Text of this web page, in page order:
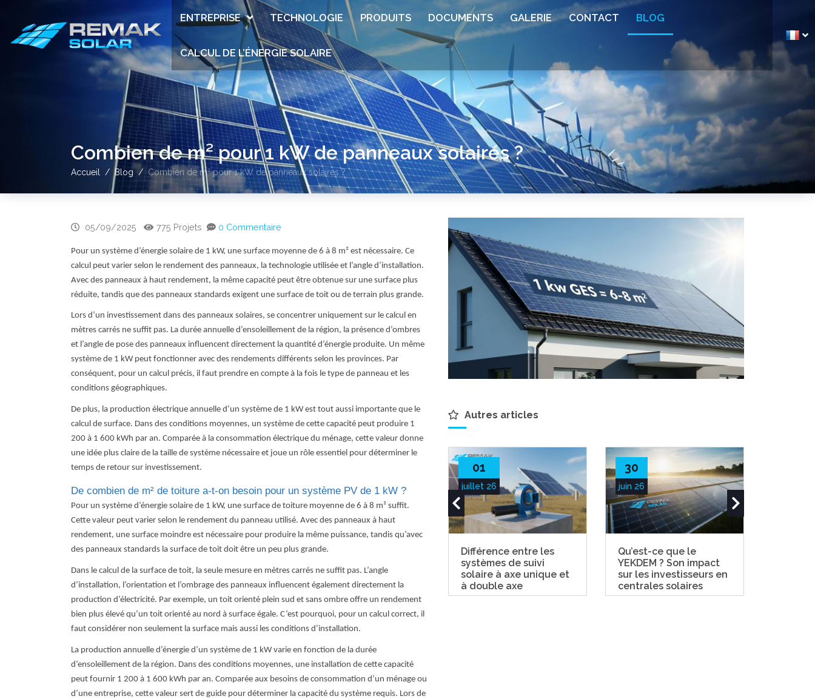
ENTREPRISE TECHNOLOGIE PRODUITS DOCUMENTS GALERIE CONTACT BLOG
CALCUL DE L’ÉNERGIE SOLAIRE
Combien de m² pour 1 kW de panneaux solaires ?
Accueil Blog Combien de m² pour 1 kW de panneaux solaires ?
Autres articles
01
juillet 26
Différence entre les
systèmes de suivi
solaire à axe unique et
à double axe
30
juin 26
Qu’est-ce que le
YEKDEM ? Son impact
sur les investisseurs en
centrales solaires
05/09/2025 775 Projets 0 Commentaire
Pour un système d’énergie solaire de 1 kW, une surface moyenne de 6 à 8 m² est nécessaire. Ce
calcul peut varier selon le rendement des panneaux, la technologie utilisée et l’angle d’installation.
Avec des panneaux à haut rendement, la même capacité peut être obtenue sur une surface plus
réduite, tandis que des panneaux standards exigent une surface de toit ou de terrain plus grande.
Lors d’un investissement dans des panneaux solaires, se concentrer uniquement sur le calcul en
mètres carrés ne suffit pas. La durée annuelle d’ensoleillement de la région, la présence d’ombres
et l’angle de pose des panneaux influencent directement la quantité d’énergie produite. Un même
système de 1 kW peut fonctionner avec des rendements différents selon les provinces. Par
conséquent, pour un calcul précis, il faut prendre en compte à la fois le type de panneau et les
conditions géographiques.
De plus, la production électrique annuelle d’un système de 1 kW est tout aussi importante que le
calcul de surface. Dans des conditions moyennes, un système de cette capacité peut produire 1
200 à 1 600 kWh par an. Comparée à la consommation électrique du ménage, cette valeur donne
une idée plus claire de la taille de système nécessaire et joue un rôle essentiel pour déterminer le
temps de retour sur investissement.
De combien de m² de toiture a-t-on besoin pour un système PV de 1 kW ?
Pour un système d’énergie solaire de 1 kW, une surface de toiture moyenne de 6 à 8 m² suffit.
Cette valeur peut varier selon le rendement du panneau utilisé. Avec des panneaux à haut
rendement, une surface moindre est nécessaire pour produire la même puissance, tandis qu’avec
des panneaux standards la surface de toit doit être un peu plus grande.
Dans le calcul de la surface de toit, la seule mesure en mètres carrés ne suffit pas. L’angle
d’installation, l’orientation et l’ombrage des panneaux influencent également directement la
production d’électricité. Par exemple, un toit orienté plein sud et sans ombre offre un rendement
bien plus élevé qu’un toit orienté au nord à surface égale. C’est pourquoi, pour un calcul correct, il
faut considérer non seulement la surface mais aussi les conditions d’installation.
La production annuelle d’énergie d’un système de 1 kW varie en fonction de la durée
d’ensoleillement de la région. Dans des conditions moyennes, une installation de cette capacité
peut fournir 1 200 à 1 600 kWh par an. Comparée aux besoins de consommation d’un ménage ou
d’une entreprise, cette valeur sert de guide pour déterminer la capacité du système requis. Lors de